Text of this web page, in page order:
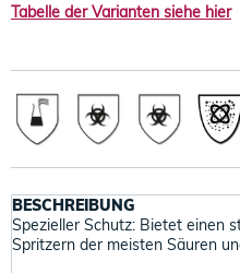
Tabelle der Varianten siehe hier
BESCHREIBUNG
Spezieller Schutz: Bietet einen
Spritzern der meisten Säuren